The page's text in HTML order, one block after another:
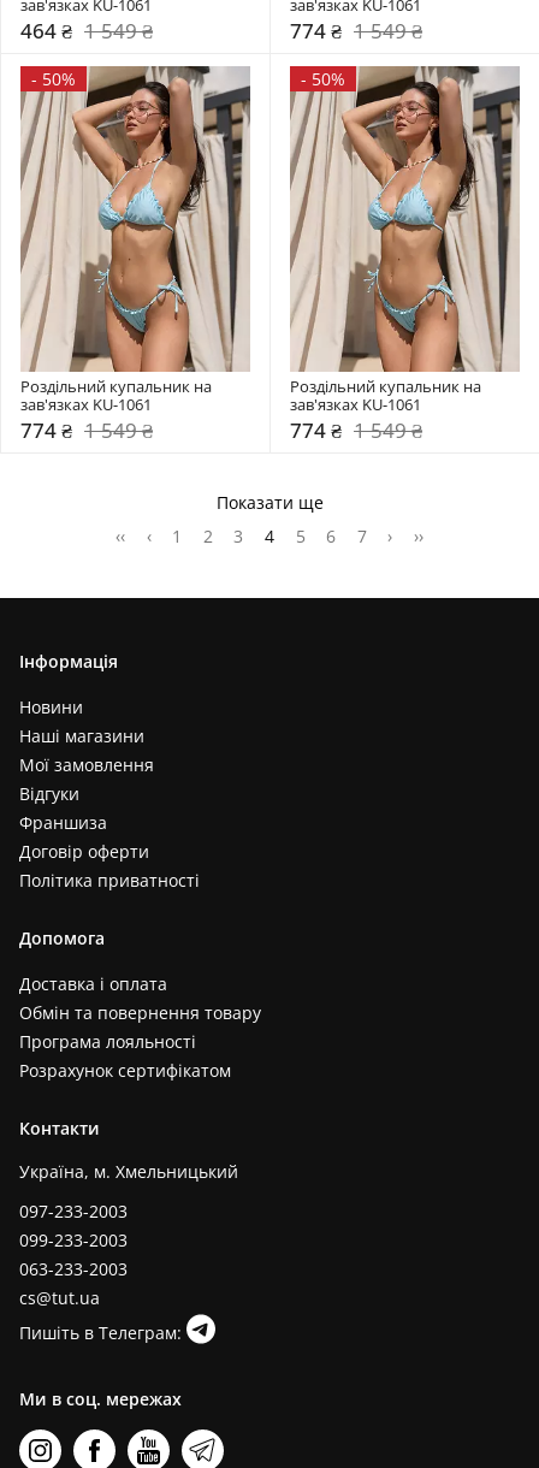
464 ₴ 1 549 ₴ 774 ₴ 1 549 ₴
- 50%
Роздільний купальник на
зав'язках KU-1061
774 ₴ 1 549 ₴
- 50%
Роздільний купальник на
зав'язках KU-1061
774 ₴ 1 549 ₴
Показати ще
‹‹
‹ 1 2 3 4 5 6 7 › ››
Інформація
Новини
Наші магазини
Мої замовлення
Відгуки
Франшиза
Договір оферти
Політика приватності
Допомога
Доставка і оплата
Обмін та повернення товару
Програма лояльності
Розрахунок сертифікатом
Контакти
Україна, м. Хмельницький
097-233-2003
099-233-2003
063-233-2003
cs@tut.ua
Пишіть в Телеграм:
Ми в соц. мережах